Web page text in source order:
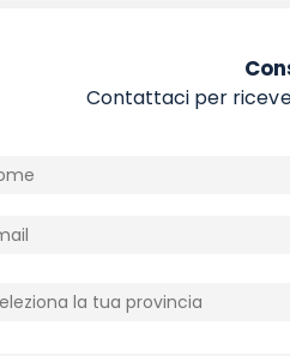
Contattaci per